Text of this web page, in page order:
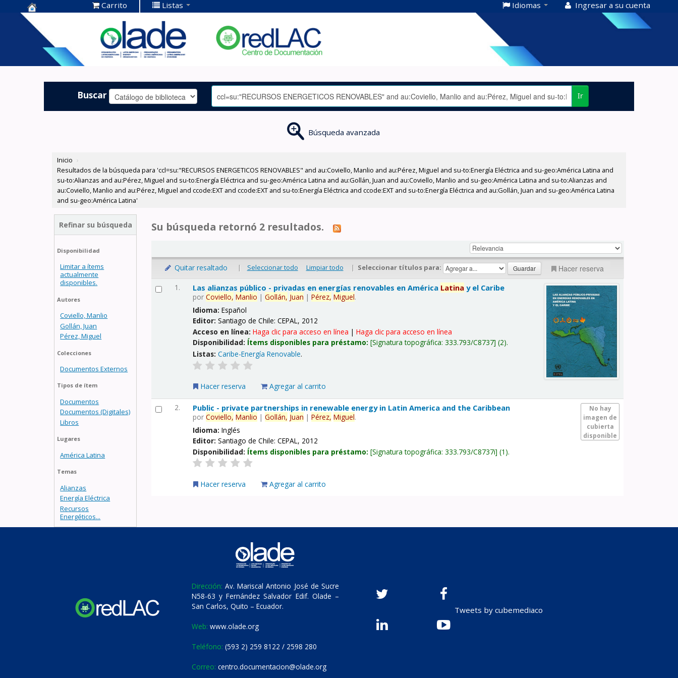
Centro de
Documentación
OLADE -
Carrito Listas Idiomas Ingresar a su cuenta
Buscar Ir
Búsqueda avanzada
Inicio ›
Resultados de la búsqueda para 'ccl=su:"RECURSOS ENERGETICOS RENOVABLES" and au:Coviello, Manlio and au:Pérez, Miguel and su-to:Energía Eléctrica and su-geo:América Latina and
su-to:Alianzas and au:Pérez, Miguel and su-to:Energía Eléctrica and su-geo:América Latina and au:Gollán, Juan and au:Coviello, Manlio and su-geo:América Latina and su-to:Alianzas and
au:Coviello, Manlio and au:Pérez, Miguel and ccode:EXT and ccode:EXT and su-to:Energía Eléctrica and ccode:EXT and su-to:Energía Eléctrica and au:Gollán, Juan and su-geo:América Latina
and su-geo:América Latina'
Refinar su búsqueda
Disponibilidad
Limitar a ítems
actualmente
disponibles.
Autores
Coviello, Manlio
Gollán, Juan
Pérez, Miguel
Colecciones
Documentos Externos
Tipos de ítem
Documentos
Documentos (Digitales)
Libros
Lugares
América Latina
Temas
Alianzas
Energía Eléctrica
Recursos
Energéticos...
Su búsqueda retornó 2 resultados.
Quitar resaltado | Seleccionar todo Limpiar todo | Seleccionar títulos para: Hacer reserva
1. Las alianzas público - privadas en energías renovables en América Latina y el Caribe
porCoviello, Manlio |Gollán, Juan |Pérez, Miguel.
Idioma:Español
Editor:Santiago de Chile: CEPAL, 2012
Acceso en línea:Haga clic para acceso en línea |Haga clic para acceso en línea
Disponibilidad: Ítems disponibles para préstamo: Signatura topográfica:333.793/C8737 (2).
Listas: Caribe-Energía Renovable.
Hacer reserva Agregar al carrito
2.
No hay
imagen de
cubierta
disponible
Public - private partnerships in renewable energy in Latin America and the Caribbean
porCoviello, Manlio |Gollán, Juan |Pérez, Miguel.
Idioma:Inglés
Editor:Santiago de Chile: CEPAL, 2012
Disponibilidad: Ítems disponibles para préstamo: Signatura topográfica:333.793/C8737i (1).
Hacer reserva Agregar al carrito
Dirección: Av. Mariscal Antonio José de Sucre
N58-63 y Fernández Salvador Edif. Olade –
San Carlos, Quito – Ecuador.
Web: www.olade.org
Teléfono: (593 2) 259 8122 / 2598 280
Correo: centro.documentacion@olade.org
Tweets by cubemediaco